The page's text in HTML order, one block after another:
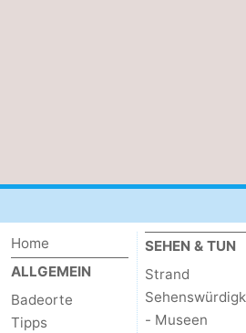
Home
ALLGEMEIN
Badeorte
Tipps
SEHEN & TUN
Strand
- Museen